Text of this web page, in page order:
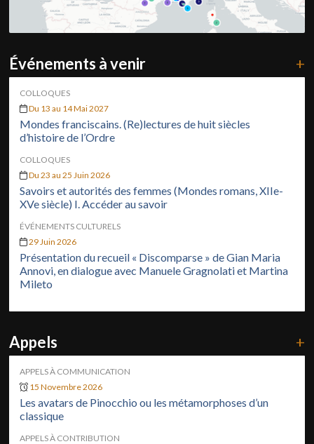
Événements à venir +
COLLOQUES
Du 13 au 14 Mai 2027
Mondes franciscains. (Re)lectures de huit siècles
d’histoire de l’Ordre
COLLOQUES
Du 23 au 25 Juin 2026
Savoirs et autorités des femmes (Mondes romans, XIIe-
XVe siècle) I. Accéder au savoir
ÉVÉNEMENTS CULTURELS
29 Juin 2026
Présentation du recueil « Discomparse » de Gian Maria
Annovi, en dialogue avec Manuele Gragnolati et Martina
Mileto
Appels +
APPELS À COMMUNICATION
15 Novembre 2026
Les avatars de Pinocchio ou les métamorphoses d’un
classique
APPELS À CONTRIBUTION